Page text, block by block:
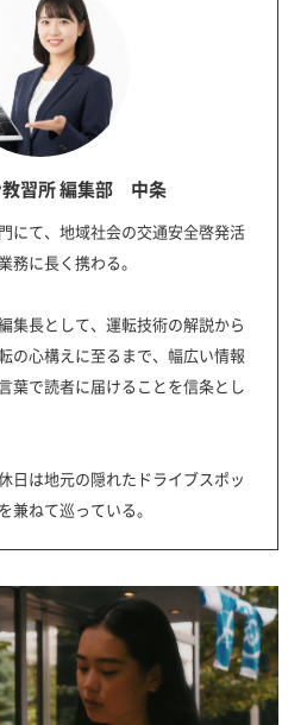
教習所 編集部 中条
にて、地域社会の交通安全啓発活
務に長く携わる。
集長として、運転技術の解説から
の心構えに至るまで、幅広い情報
葉で読者に届けることを信条とし
日は地元の隠れたドライブスポッ
兼ねて巡っている。